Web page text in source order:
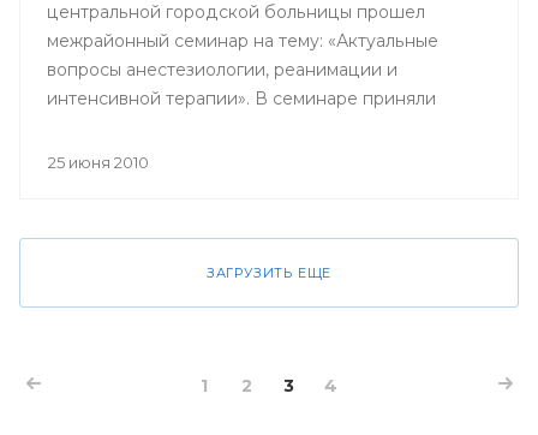
центральной городской больницы прошел
межрайонный семинар на тему: «Актуальные
вопросы анестезиологии, реанимации и
интенсивной терапии». В семинаре приняли
районов Зауралья, а также ведущие специалисты
25 июня 2010
ЗАГРУЗИТЬ ЕЩЕ
1 2 3 4